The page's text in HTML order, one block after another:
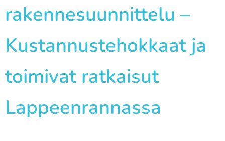
rakennesuunnittelu –
Kustannustehokkaat ja
toimivat ratkaisut
Lappeenrannassa